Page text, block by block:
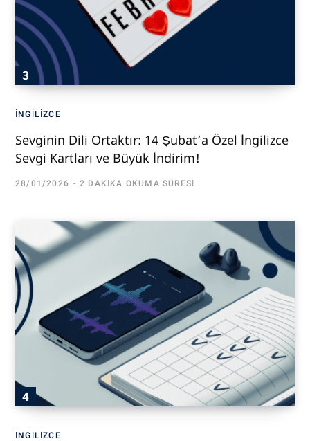
İNGILIZCE
Sevginin Dili Ortaktır: 14 Şubat’a Özel İngilizce
Sevgi Kartları ve Büyük İndirim!
28/01/2026 2 DAKIKA OKUMA SÜRESI
İNGILIZCE